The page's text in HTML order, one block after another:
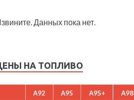
Данных пока нет.
НА ТОПЛИВО
A92 A95 A95+ A98